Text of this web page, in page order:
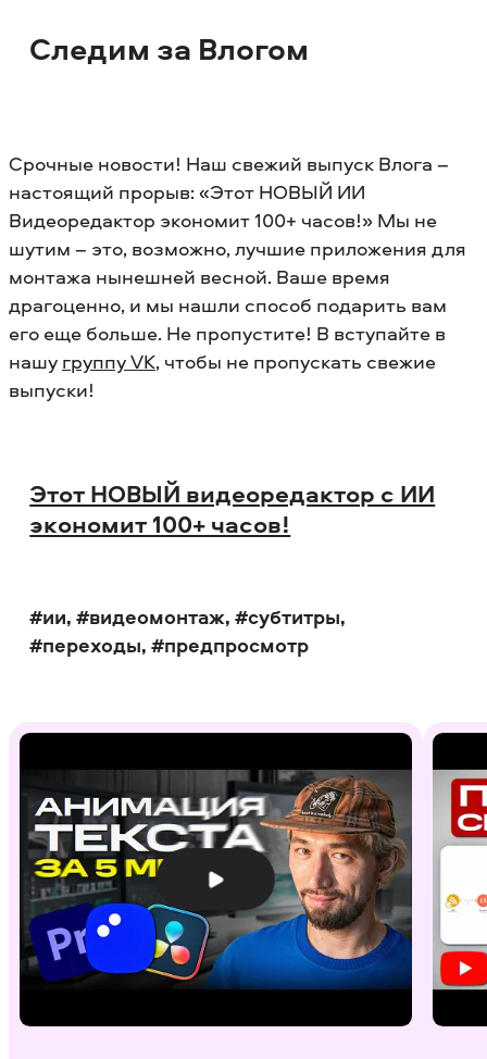
Следим за Влогом
Срочные новости! Наш свежий выпуск Влога –
настоящий прорыв: «Этот НОВЫЙ ИИ
Видеоредактор экономит 100+ часов!» Мы не
шутим – это, возможно, лучшие приложения для
монтажа нынешней весной. Ваше время
драгоценно, и мы нашли способ подарить вам
его еще больше. Не пропустите! B вступайте в
нашу группу VK, чтобы не пропускать свежие
выпуски!
Этот НОВЫЙ видеоредактор с ИИ
экономит 100+ часов!
#ии, #видеомонтаж, #субтитры,
#переходы, #предпросмотр